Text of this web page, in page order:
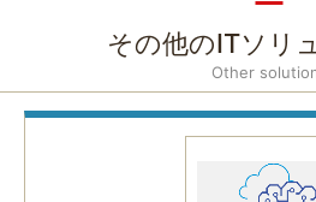
その他のITソリ
Other